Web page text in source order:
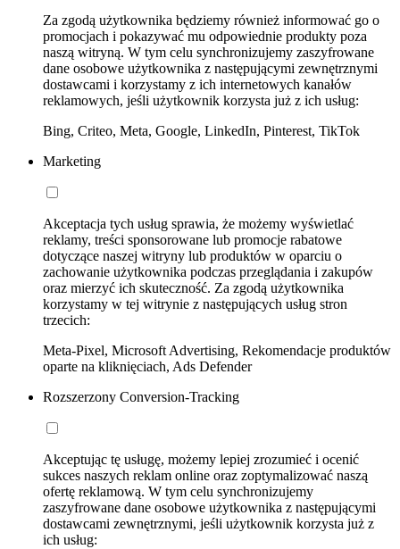
Za zgodą użytkownika będziemy również informować go o
promocjach i pokazywać mu odpowiednie produkty poza
naszą witryną. W tym celu synchronizujemy zaszyfrowane
dane osobowe użytkownika z następującymi zewnętrznymi
dostawcami i korzystamy z ich internetowych kanałów
reklamowych, jeśli użytkownik korzysta już z ich usług:
Bing, Criteo, Meta, Google, LinkedIn, Pinterest, TikTok
Marketing
Akceptacja tych usług sprawia, że możemy wyświetlać
reklamy, treści sponsorowane lub promocje rabatowe
dotyczące naszej witryny lub produktów w oparciu o
zachowanie użytkownika podczas przeglądania i zakupów
oraz mierzyć ich skuteczność. Za zgodą użytkownika
korzystamy w tej witrynie z następujących usług stron
trzecich:
Meta-Pixel, Microsoft Advertising, Rekomendacje produktów
oparte na kliknięciach, Ads Defender
Rozszerzony Conversion-Tracking
Akceptując tę usługę, możemy lepiej zrozumieć i ocenić
sukces naszych reklam online oraz zoptymalizować naszą
ofertę reklamową. W tym celu synchronizujemy
zaszyfrowane dane osobowe użytkownika z następującymi
dostawcami zewnętrznymi, jeśli użytkownik korzysta już z
ich usług: